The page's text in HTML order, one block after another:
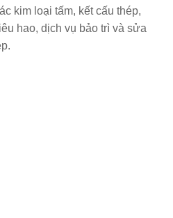
kim loại tấm, kết cấu thép,
hao, dịch vụ bảo trì và sửa